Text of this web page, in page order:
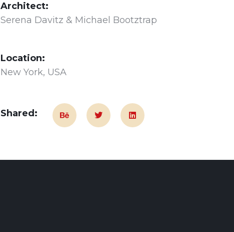
Architect:
Serena Davitz & Michael Bootztrap
Location:
New York, USA
Shared: